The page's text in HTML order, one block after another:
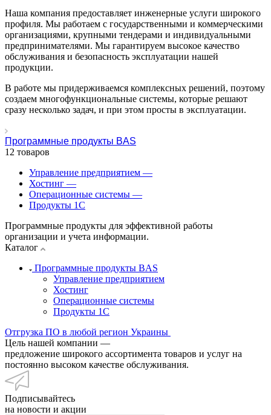
Наша компания предоставляет инженерные услуги широкого
профиля. Мы работаем с государственными и коммерческими
организациями, крупными тендерами и индивидуальными
предпринимателями. Мы гарантируем высокое качество
обслуживания и безопасность эксплуатации нашей
продукции.
В работе мы придерживаемся комплексных решений, поэтому
создаем многофункциональные системы, которые решают
сразу несколько задач, и при этом просты в эксплуатации.
Программные продукты BAS
12 товаров
Управление предприятием —
Хостинг —
Операционные системы —
Продукты 1С
Программные продукты для эффективной работы
организации и учета информации.
Каталог
Программные продукты BAS
Управление предприятием
Хостинг
Операционные системы
Продукты 1С
Отгрузка ПО в любой регион Украины
Цель нашей компании —
предложение широкого ассортимента товаров и услуг на
постоянно высоком качестве обслуживания.
Подписывайтесь
на новости и акции